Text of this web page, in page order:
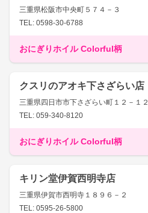
三重県松阪市中央町５７４－３
TEL: 0598-30-6788
おにぎりホイル Colorful柄
クスリのアオキ下さざらい店
三重県四日市市下さざらい町１２－１２
TEL: 059-340-8120
おにぎりホイル Colorful柄
キリン堂伊賀西明寺店
三重県伊賀市西明寺１８９６－２
TEL: 0595-26-5800